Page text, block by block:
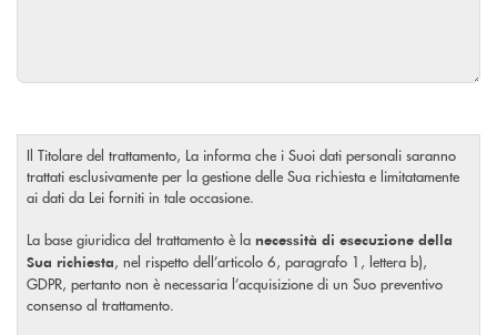
Il Titolare del trattamento, La informa che i Suoi dati personali saranno
trattati esclusivamente per la gestione delle Sua richiesta e limitatamente
ai dati da Lei forniti in tale occasione.
La base giuridica del trattamento è la necessità di esecuzione della
Sua richiesta, nel rispetto dell’articolo 6, paragrafo 1, lettera b),
GDPR, pertanto non è necessaria l’acquisizione di un Suo preventivo
consenso al trattamento.